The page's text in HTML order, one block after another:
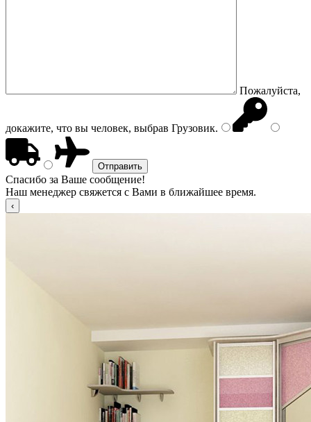
Пожалуйста,
докажите, что вы человек, выбрав Грузовик.
Спасибо за Ваше сообщение!
Наш менеджер свяжется с Вами в ближайшее время.